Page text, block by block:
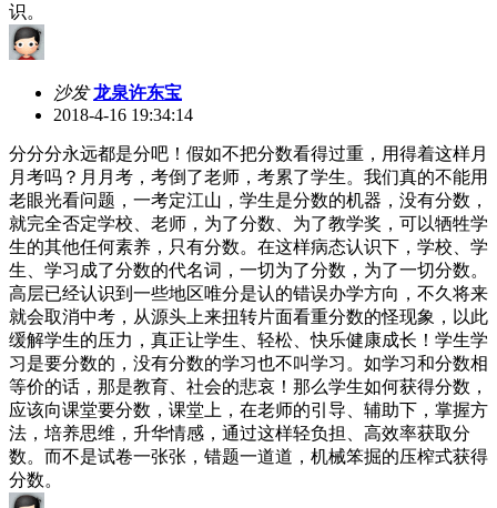
识。
沙发 龙泉许东宝
2018-4-16 19:34:14
分分分永远都是分吧！假如不把分数看得过重，用得着这样月
月考吗？月月考，考倒了老师，考累了学生。我们真的不能用
老眼光看问题，一考定江山，学生是分数的机器，没有分数，
就完全否定学校、老师，为了分数、为了教学奖，可以牺牲学
生的其他任何素养，只有分数。在这样病态认识下，学校、学
生、学习成了分数的代名词，一切为了分数，为了一切分数。
高层已经认识到一些地区唯分是认的错误办学方向，不久将来
就会取消中考，从源头上来扭转片面看重分数的怪现象，以此
缓解学生的压力，真正让学生、轻松、快乐健康成长！学生学
习是要分数的，没有分数的学习也不叫学习。如学习和分数相
等价的话，那是教育、社会的悲哀！那么学生如何获得分数，
应该向课堂要分数，课堂上，在老师的引导、辅助下，掌握方
法，培养思维，升华情感，通过这样轻负担、高效率获取分
数。而不是试卷一张张，错题一道道，机械笨掘的压榨式获得
分数。